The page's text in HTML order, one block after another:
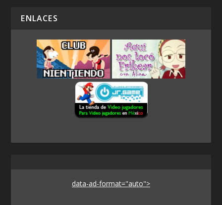
ENLACES
data-ad-format="auto">